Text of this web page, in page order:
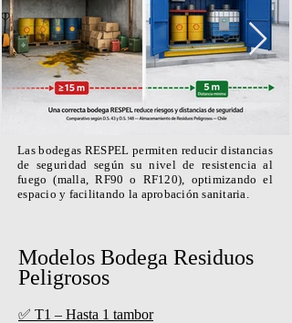
Las bodegas RESPEL permiten reducir distancias
de seguridad según su nivel de resistencia al
fuego (malla, RF90 o RF120), optimizando el
espacio y facilitando la aprobación sanitaria.
Modelos Bodega Residuos
Peligrosos
✅ T1 – Hasta 1 tambor